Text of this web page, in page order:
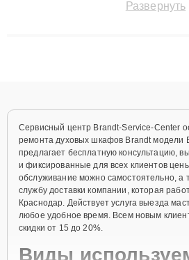
технику с сохранением гарантии до 3
Развернуть
Сервисный центр Brandt-Service-Center
ремонта духовых шкафов Brandt модели
предлагает бесплатную консультацию,
и фиксированные для всех клиентов
обслуживание можно самостоятельно, а
службу доставки компании, которая
Краснодар. Действует услуга выезда
любое удобное время. Всем новым
скидки от 15 до 20%.
Виды